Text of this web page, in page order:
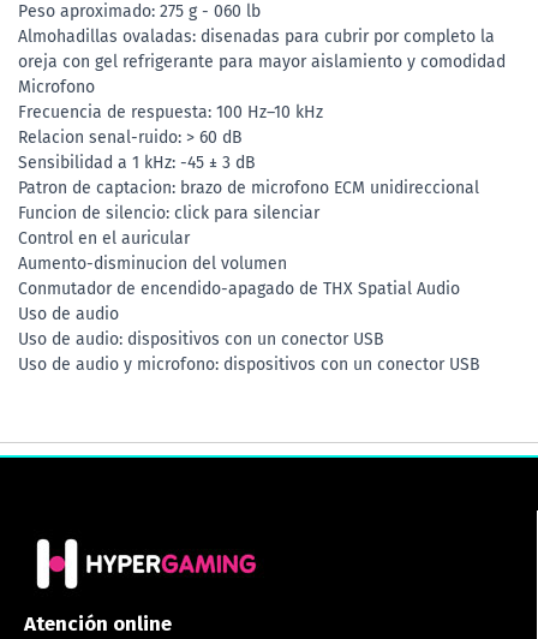
Peso aproximado: 275 g - 060 lb
Almohadillas ovaladas: disenadas para cubrir por completo la
oreja con gel refrigerante para mayor aislamiento y comodidad
Microfono
Frecuencia de respuesta: 100 Hz–10 kHz
Relacion senal-ruido: > 60 dB
Sensibilidad a 1 kHz: -45 ± 3 dB
Patron de captacion: brazo de microfono ECM unidireccional
Funcion de silencio: click para silenciar
Control en el auricular
Aumento-disminucion del volumen
Conmutador de encendido-apagado de THX Spatial Audio
Uso de audio
Uso de audio: dispositivos con un conector USB
Uso de audio y microfono: dispositivos con un conector USB
Atención online